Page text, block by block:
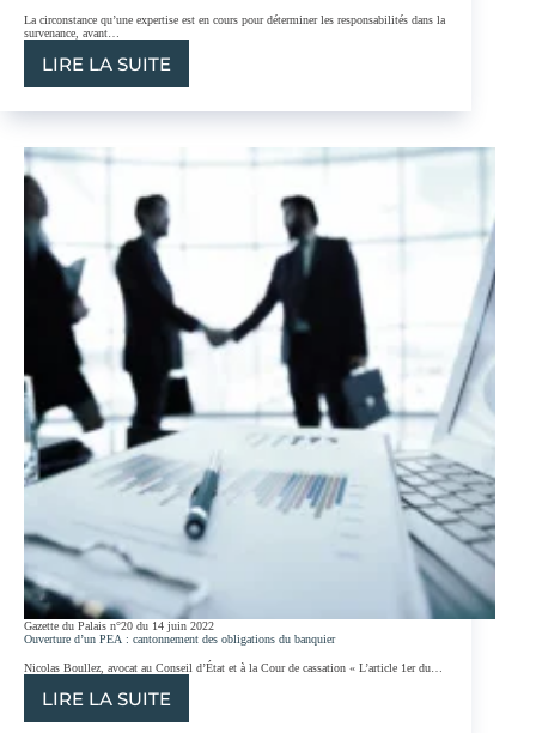
La circonstance qu’une expertise est en cours pour déterminer les responsabilités dans la
survenance, avant…
LIRE LA SUITE
PERTE
L’IMMEUBLE
RÉCEPTION
TRAVAUX :
MAÎTRE
D’OUVRAGE
PEUT
DEMANDER
EN
RÉFÉRÉ
RESTITUTION
DES
ACOMPTES
VERSÉS
AUX
LOCATEURS
D’OUVRAGE
Gazette du Palais n°20 du 14 juin 2022
Ouverture d’un PEA : cantonnement des obligations du banquier
Nicolas Boullez, avocat au Conseil d’État et à la Cour de cassation « L’article 1er du…
LIRE LA SUITE
OUVERTURE